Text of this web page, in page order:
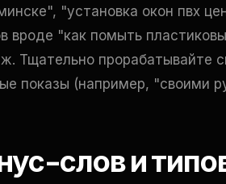
"установка окон пвх
вроде "как помыть
Тщательно прорабатывайте
показы (например, "своими
слов и